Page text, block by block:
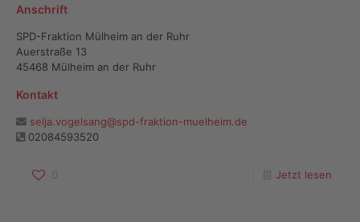
Anschrift
SPD-Fraktion Mülheim an der Ruhr
Auerstraße 13
45468 Mülheim an der Ruhr
Kontakt
selja.vogelsang@spd-fraktion-muelheim.de
02084593520
0 Jetzt lesen